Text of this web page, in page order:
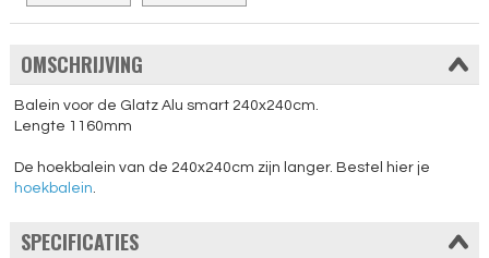
OMSCHRIJVING
Balein voor de Glatz Alu smart 240x240cm.
Lengte 1160mm
De hoekbalein van de 240x240cm zijn langer. Bestel hier je
hoekbalein.
SPECIFICATIES